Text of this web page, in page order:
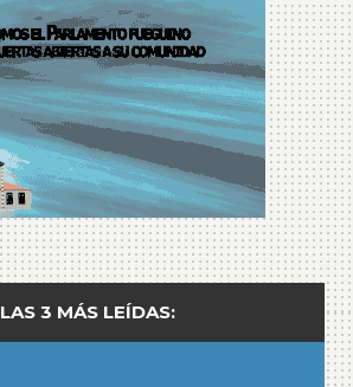
LAS 3 MÁS LEÍDAS: